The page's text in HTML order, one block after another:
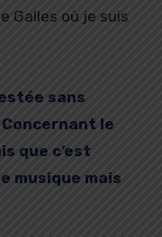
Galles où je suis
sans
le
que c’est
musique mais